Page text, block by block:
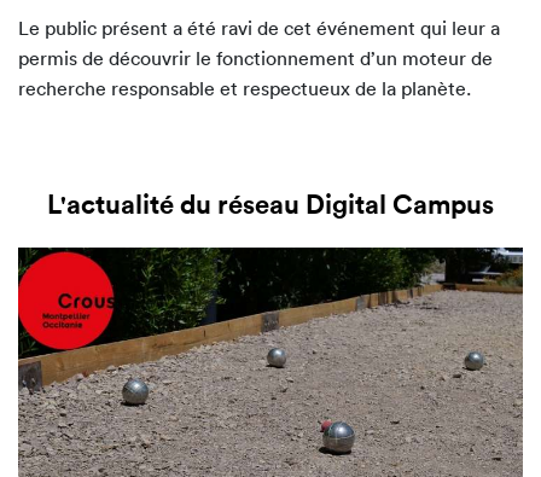
Le public présent a été ravi de cet événement qui leur a
permis de découvrir le fonctionnement d’un moteur de
recherche responsable et respectueux de la planète.
L'actualité du réseau Digital Campus